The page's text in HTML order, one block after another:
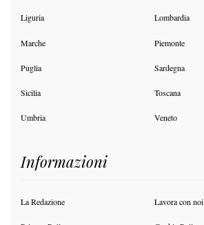
Liguria Lombardia
Marche Piemonte
Puglia Sardegna
Sicilia Toscana
Umbria Veneto
Informazioni
La Redazione Lavora con noi